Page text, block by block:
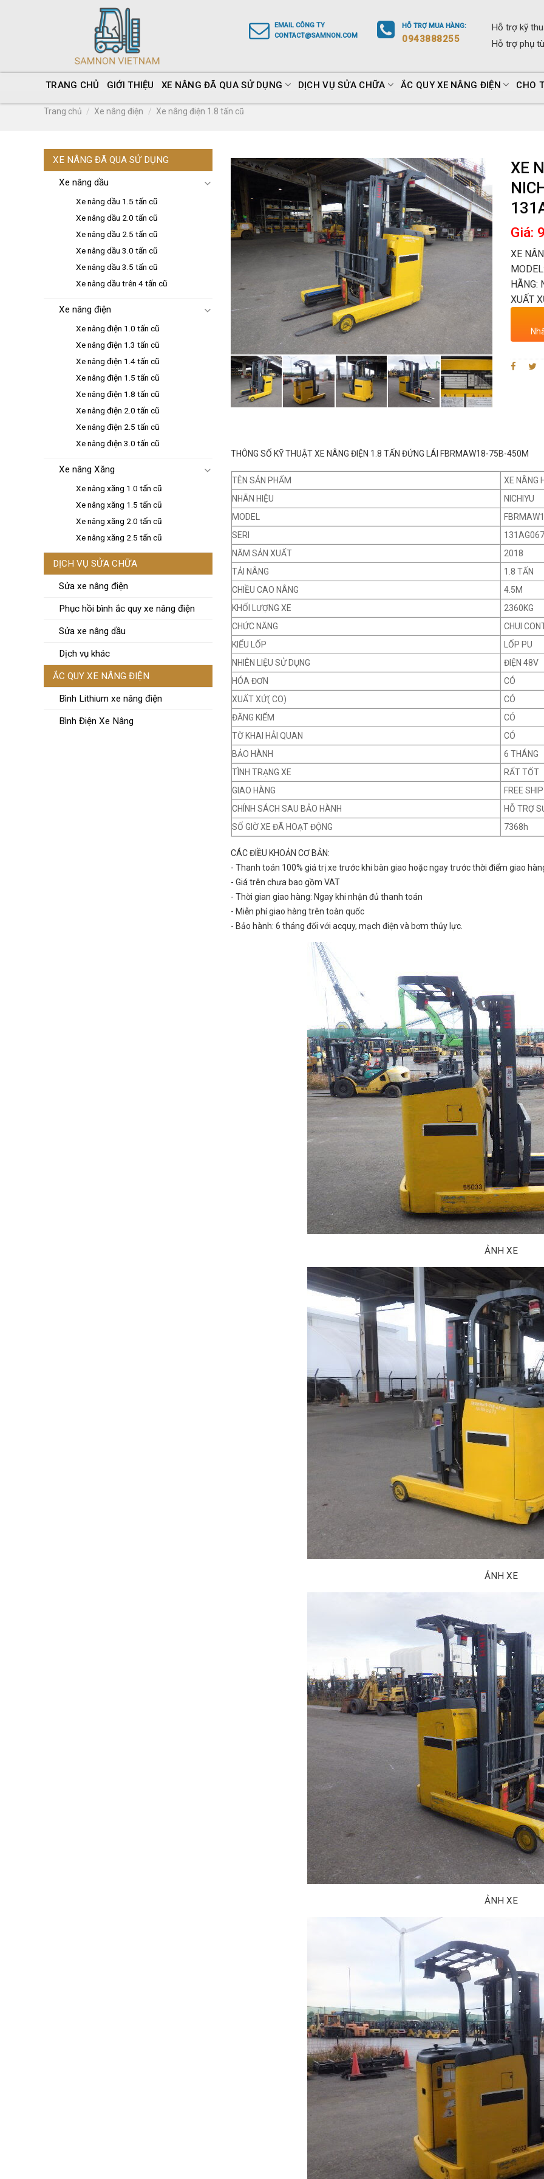
Hỗ trợ kỹ
Hỗ trợ phụ
HỖ TRỢMUA HÀNG:
0943888255
EMAIL CÔNG TY
CONTACT@SAMNON.COM
TRANG CHỦ GIỚI THIỆU XE NÂNG ĐÃ QUA SỬ DỤNG DỊCH VỤ SỬA CHỮA ẮC QUY XE NÂNG ĐIỆN CHO
Trang chủ / Xe nâng điện / Xe nâng điện 1.8 tấn cũ
XE NÂNG ĐÃ QUA SỬ DỤNG
Xe nâng dầu
Xe nâng dầu 1.5 tấn cũ
Xe nâng dầu 2.0 tấn cũ
Xe nâng dầu 2.5 tấn cũ
Xe nâng dầu 3.0 tấn cũ
Xe nâng dầu 3.5 tấn cũ
Xe nâng dầu trên 4 tấn cũ
Xe nâng điện
Xe nâng điện 1.0 tấn cũ
Xe nâng điện 1.3 tấn cũ
Xe nâng điện 1.4 tấn cũ
Xe nâng điện 1.5 tấn cũ
Xe nâng điện 1.8 tấn cũ
Xe nâng điện 2.0 tấn cũ
Xe nâng điện 2.5 tấn cũ
Xe nâng điện 3.0 tấn cũ
Xe nâng Xăng
Xe nâng xăng 1.0 tấn cũ
Xe nâng xăng 1.5 tấn cũ
Xe nâng xăng 2.0 tấn cũ
Xe nâng xăng 2.5 tấn cũ
DỊCH VỤ SỬA CHỮA
Sửa xe nâng điện
Phục hồi bình ắc quy xe nâng điện
Sửa xe nâng dầu
Dịch vụ khác
ẮC QUY XE NÂNG ĐIỆN
Bình Lithium xe nâng điện
Bình Điện Xe Nâng
XE
Giá:
XE
HÃNG:
XUẤT
THÔNG SỐ KỸ THUẬT XE NÂNG ĐIỆN 1.8 TẤN ĐỨNG LÁI FBRMAW18-75B-450M
TÊN SẢN PHẨM
XE NÂNG
NHÃN HIỆU
NICHIYU
MODEL
SERI
NĂM SẢN XUẤT
2018
TẢI NÂNG
1.8 TẤN
CHIỀU CAO NÂNG
4.5M
KHỐI LƯỢNG XE
2360KG
CHỨC NĂNG
CHUI
KIỂU LỐP
LỐP PU
NHIÊN LIỆU SỬ DỤNG
ĐIỆN 48V
HÓA ĐƠN
CÓ
XUẤT XỨ( CO)
CÓ
ĐĂNG KIỂM
CÓ
TỜ KHAI HẢI QUAN
CÓ
BẢO HÀNH
6 THÁNG
TÌNH TRẠNG XE
RẤT TỐT
GIAO HÀNG
FREE SHIP
CHÍNH SÁCH SAU BẢO HÀNH
HỖ TRỢ
SỐ GIỜ XE ĐÃ HOẠT ĐỘNG
7368h
CÁC ĐIỀU KHOẢN CƠ BẢN:
- Thanh toán 100% giá trị xe trước khi bàn giao hoặc ngay trước thời điểm giao
- Giá trên chưa bao gồm VAT
- Thời gian giao hàng: Ngay khi nhận đủ thanh toán
- Miễn phí giao hàng trên toàn quốc
- Bảo hành: 6 tháng đối với acquy, mạch điện và bơm thủy lực.
ẢNH XE
ẢNH XE
ẢNH XE